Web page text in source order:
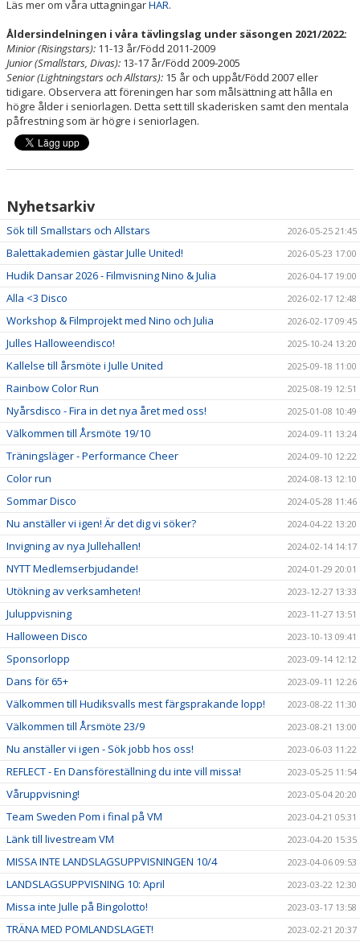
Läs mer om våra uttagningarHÄR.
Åldersindelningen i våra tävlingslag under säsongen 2021/2022:
Minior (Risingstars): 11-13 år/Född 2011-2009
Junior (Smallstars, Divas): 13-17 år/Född 2009-2005
Senior (Lightningstars och Allstars): 15 år och uppåt/Född 2007 eller
tidigare. Observera att föreningen har som målsättning att hålla en
högre ålder i seniorlagen. Detta sett till skaderisken samt den mentala
påfrestning som är högre i seniorlagen.
Nyhetsarkiv
Sök till Smallstars och Allstars 2026-05-25 21:45
Balettakademien gästar Julle United! 2026-05-23 17:00
Hudik Dansar 2026 - Filmvisning Nino & Julia 2026-04-17 19:00
Alla <3 Disco 2026-02-17 12:48
Workshop & Filmprojekt med Nino och Julia 2026-02-17 09:45
Julles Halloweendisco! 2025-10-24 13:20
Kallelse till årsmöte i Julle United 2025-09-18 11:00
Rainbow Color Run 2025-08-19 12:51
Nyårsdisco - Fira in det nya året med oss! 2025-01-08 10:49
Välkommen till Årsmöte 19/10 2024-09-11 13:24
Träningsläger - Performance Cheer 2024-09-10 12:22
Color run 2024-08-13 12:10
Sommar Disco 2024-05-28 11:46
Nu anställer vi igen! Är det dig vi söker? 2024-04-22 13:20
Invigning av nya Jullehallen! 2024-02-14 14:17
NYTT Medlemserbjudande! 2024-01-29 20:01
Utökning av verksamheten! 2023-12-27 13:33
Juluppvisning 2023-11-27 13:51
Halloween Disco 2023-10-13 09:41
Sponsorlopp 2023-09-14 12:12
Dans för 65+ 2023-09-11 12:26
Välkommen till Hudiksvalls mest färgsprakande lopp! 2023-08-22 11:30
Välkommen till Årsmöte 23/9 2023-08-21 13:00
Nu anställer vi igen - Sök jobb hos oss! 2023-06-03 11:22
REFLECT - En Dansföreställning du inte vill missa! 2023-05-25 11:54
Våruppvisning! 2023-05-04 20:20
Team Sweden Pom i final på VM 2023-04-21 05:31
Länk till livestream VM 2023-04-20 15:35
MISSA INTE LANDSLAGSUPPVISNINGEN 10/4 2023-04-06 09:53
LANDSLAGSUPPVISNING 10: April 2023-03-22 12:30
Missa inte Julle på Bingolotto! 2023-03-17 13:58
TRÄNA MED POMLANDSLAGET! 2023-02-21 20:37